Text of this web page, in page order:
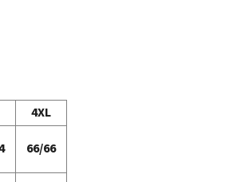
4XL
66/66